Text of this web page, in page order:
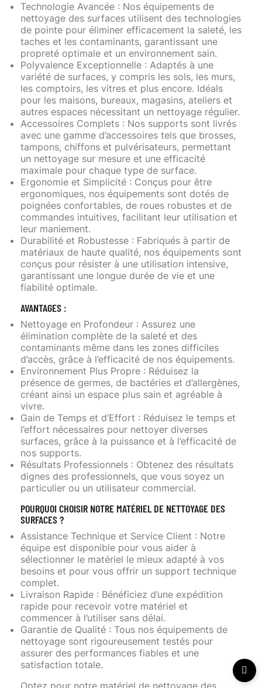
Technologie Avancée : Nos équipements de
nettoyage des surfaces utilisent des technologies
de pointe pour éliminer efficacement la saleté, les
taches et les contaminants, garantissant une
propreté optimale et un environnement sain.
Polyvalence Exceptionnelle : Adaptés à une
variété de surfaces, y compris les sols, les murs,
les comptoirs, les vitres et plus encore. Idéals
pour les maisons, bureaux, magasins, ateliers et
autres espaces nécessitant un nettoyage régulier.
Accessoires Complets : Nos supports sont livrés
avec une gamme d’accessoires tels que brosses,
tampons, chiffons et pulvérisateurs, permettant
un nettoyage sur mesure et une efficacité
maximale pour chaque type de surface.
Ergonomie et Simplicité : Conçus pour être
ergonomiques, nos équipements sont dotés de
poignées confortables, de roues robustes et de
commandes intuitives, facilitant leur utilisation et
leur maniement.
Durabilité et Robustesse : Fabriqués à partir de
matériaux de haute qualité, nos équipements sont
conçus pour résister à une utilisation intensive,
garantissant une longue durée de vie et une
fiabilité optimale.
AVANTAGES :
Nettoyage en Profondeur : Assurez une
élimination complète de la saleté et des
contaminants même dans les zones difficiles
d’accès, grâce à l’efficacité de nos équipements.
Environnement Plus Propre : Réduisez la
présence de germes, de bactéries et d’allergènes,
créant ainsi un espace plus sain et agréable à
vivre.
Gain de Temps et d’Effort : Réduisez le temps et
l’effort nécessaires pour nettoyer diverses
surfaces, grâce à la puissance et à l’efficacité de
nos supports.
Résultats Professionnels : Obtenez des résultats
dignes des professionnels, que vous soyez un
particulier ou un utilisateur commercial.
POURQUOI CHOISIR NOTRE MATÉRIEL DE NETTOYAGE DES
SURFACES ?
Assistance Technique et Service Client : Notre
équipe est disponible pour vous aider à
sélectionner le matériel le mieux adapté à vos
besoins et pour vous offrir un support technique
complet.
Livraison Rapide : Bénéficiez d’une expédition
rapide pour recevoir votre matériel et
commencer à l’utiliser sans délai.
Garantie de Qualité : Tous nos équipements de
nettoyage sont rigoureusement testés pour
assurer des performances fiables et une
satisfaction totale.